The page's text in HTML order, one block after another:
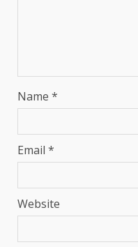
Name *
Email *
Website